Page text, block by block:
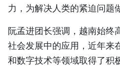
TIẾNG
ENGLISH
FRANÇAIS
力，为解决人类的紧迫问题
阮孟进团长强调，越南始终
社会发展中的应用，近年来
和数字技术等领域取得了积